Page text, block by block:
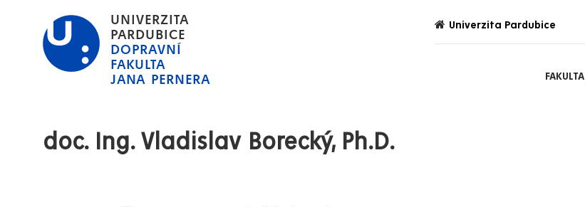
hlavnímu
UNIVERZITA
PARDUBICE
DOPRAVNÍ
FAKULTA
JANA PERNERA
Univerzita Pardubice
FAKULTA
doc. Ing. Vladislav Borecký, Ph.D.